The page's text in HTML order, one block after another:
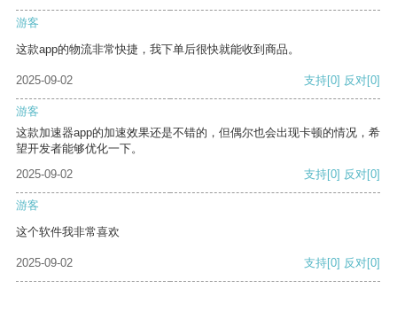
游客
这款app的物流非常快捷，我下单后很快就能收到商品。
2025-09-02 支持[0] 反对[0]
游客
这款加速器app的加速效果还是不错的，但偶尔也会出现卡顿的情况，希
望开发者能够优化一下。
2025-09-02
支持[0] 反对[0]
游客
这个软件我非常喜欢
2025-09-02 支持[0] 反对[0]